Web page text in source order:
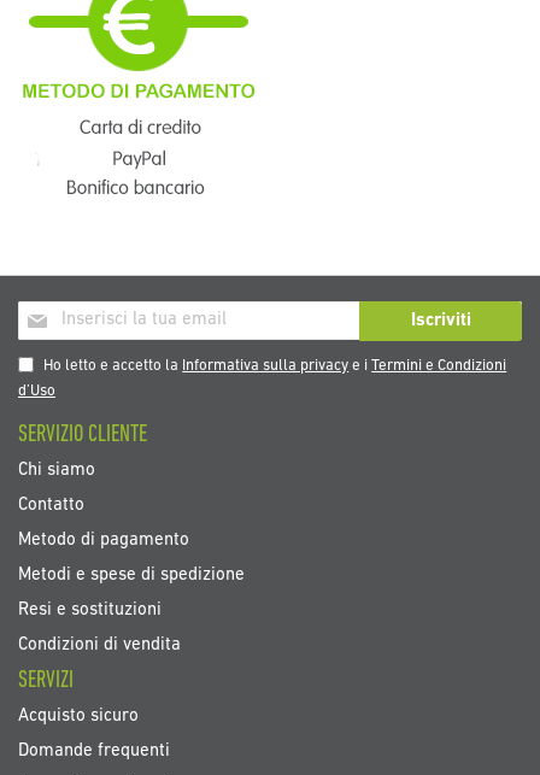
Iscriviti
alla
nostra
Newsletter:
Iscriviti
Ho letto e accetto la Informativa sulla privacy e iTermini e Condizioni
d’Uso
SERVIZIO CLIENTE
Chi siamo
Contatto
Metodo di pagamento
Metodi e spese di spedizione
Resi e sostituzioni
Condizioni di vendita
SERVIZI
Acquisto sicuro
Domande frequenti